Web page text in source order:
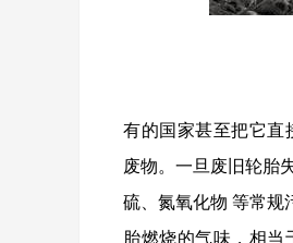
有的国家甚至把它直
废物。一旦废旧轮胎
硫、氮氧化物 等常规
胎燃烧的气味，相当